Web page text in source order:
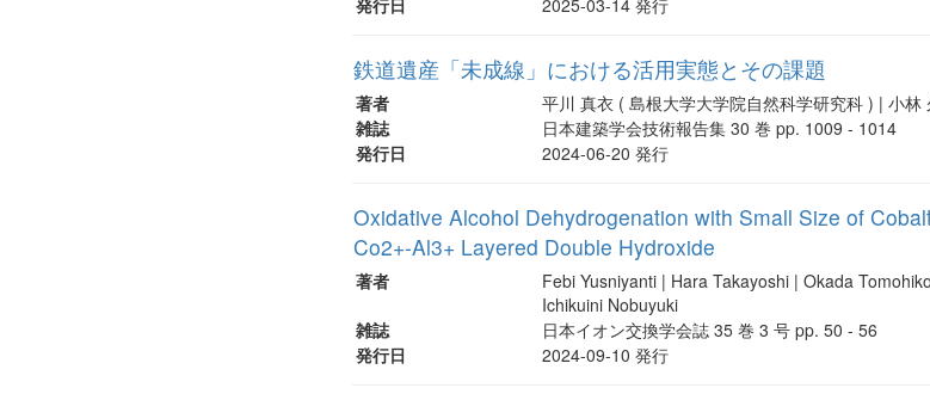
発行日
2025-03-14 発行
鉄道遺産「未成線」における活用実態とその課題
著者
平川 真衣 ( 島根大学大学院自然科学研究科 ) | 小林
雑誌
日本建築学会技術報告集 30 巻 pp. 1009 - 1014
発行日
2024-06-20 発行
Oxidative Alcohol Dehydrogenation with Small Size of
Co2+-Al3+ Layered Double Hydroxide
著者
Febi Yusniyanti | Hara Takayoshi | Okada
Ichikuini Nobuyuki
雑誌
日本イオン交換学会誌 35 巻 3 号 pp. 50 - 56
発行日
2024-09-10 発行